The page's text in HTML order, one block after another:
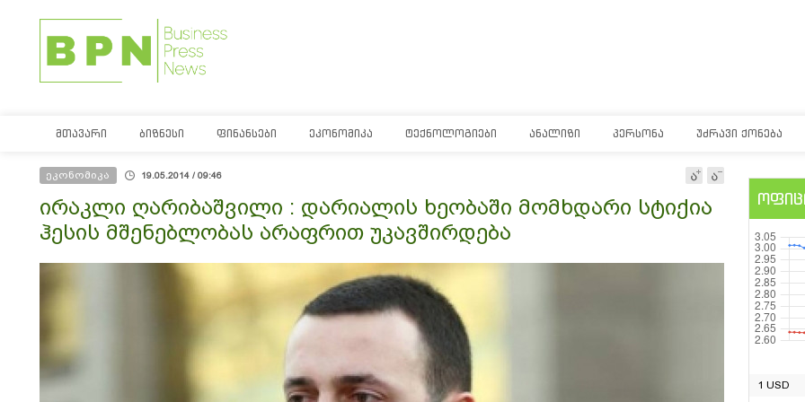
ᲛᲗᲐᲕᲐᲠᲘ ᲑᲘᲖᲜᲔᲡᲘ ᲤᲘᲜᲐᲜᲡᲔᲑᲘ ᲔᲙᲝᲜᲝᲛᲘᲙᲐ ᲢᲔᲥᲜᲝᲚᲝᲒᲘᲔᲑᲘ ᲐᲜᲐᲚᲘᲖᲘ ᲞᲔᲠᲡᲝᲜᲐ ᲣᲫᲠᲐᲕᲘ ᲥᲝᲜᲔᲑᲐ
ეკონომიკა 19.05.2014 / 09:46
ირაკლი ღარიბაშვილი : დარიალის ხეობაში მომხდარი სტიქია
ჰესის მშენებლობას არაფრით უკავშირდება
1 USD